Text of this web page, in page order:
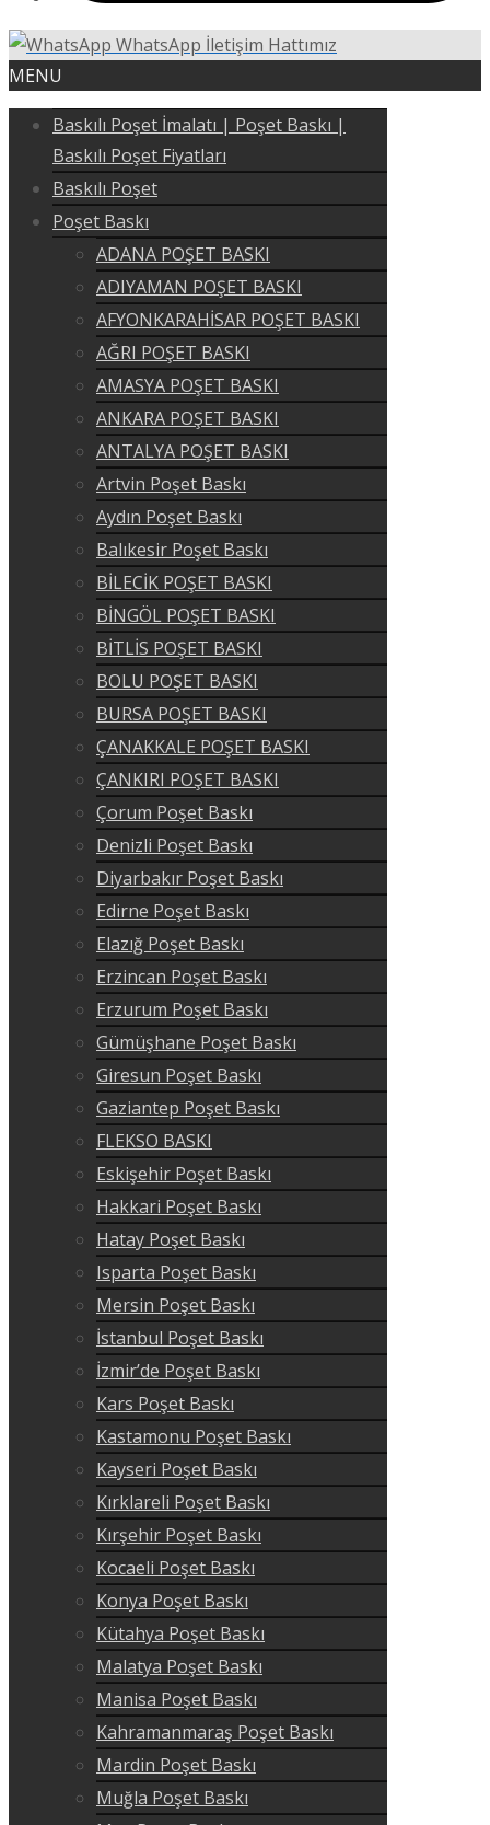
WhatsApp İletişim Hattımız
MENU
Baskılı Poşet İmalatı | Poşet Baskı |
Baskılı Poşet Fiyatları
Baskılı Poşet
Poşet Baskı
ADANA POŞET BASKI
ADIYAMAN POŞET BASKI
AFYONKARAHİSAR POŞET BASKI
AĞRI POŞET BASKI
AMASYA POŞET BASKI
ANKARA POŞET BASKI
ANTALYA POŞET BASKI
Artvin Poşet Baskı
Aydın Poşet Baskı
Balıkesir Poşet Baskı
BİLECİK POŞET BASKI
BİNGÖL POŞET BASKI
BİTLİS POŞET BASKI
BOLU POŞET BASKI
BURSA POŞET BASKI
ÇANAKKALE POŞET BASKI
ÇANKIRI POŞET BASKI
Çorum Poşet Baskı
Denizli Poşet Baskı
Diyarbakır Poşet Baskı
Edirne Poşet Baskı
Elazığ Poşet Baskı
Erzincan Poşet Baskı
Erzurum Poşet Baskı
Gümüşhane Poşet Baskı
Giresun Poşet Baskı
Gaziantep Poşet Baskı
FLEKSO BASKI
Eskişehir Poşet Baskı
Hakkari Poşet Baskı
Hatay Poşet Baskı
Isparta Poşet Baskı
Mersin Poşet Baskı
İstanbul Poşet Baskı
İzmir’de Poşet Baskı
Kars Poşet Baskı
Kastamonu Poşet Baskı
Kayseri Poşet Baskı
Kırklareli Poşet Baskı
Kırşehir Poşet Baskı
Kocaeli Poşet Baskı
Konya Poşet Baskı
Kütahya Poşet Baskı
Malatya Poşet Baskı
Manisa Poşet Baskı
Kahramanmaraş Poşet Baskı
Mardin Poşet Baskı
Muğla Poşet Baskı